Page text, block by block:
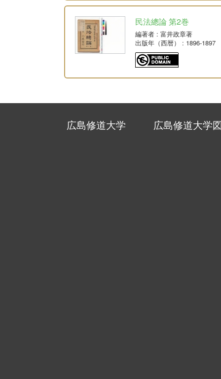
民法總論 第2巻
編著者 : 富井政章著
出版年（西暦）
: 1896-1897
広島修道大学 広島修道大学